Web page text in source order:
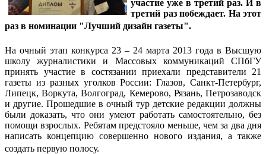
участие уже в третий раз. И в
третий раз побеждает. На этот
раз в номинации "Лучший дизайн газеты".
На очный этап конкурса 23 – 24 марта 2013 года в Высшую
школу журналистики и Массовых коммуникаций СПбГУ
принять участие в состязании приехали представители 21
газеты из разных уголков России: Глазов, Санкт-Петербург,
Липецк, Воркута, Волгоград, Кемерово, Рязань, Петрозаводск
и другие. Прошедшие в очный тур детские редакции должны
были доказать, что они умеют работать самостоятельно, без
помощи взрослых. Ребятам предстояло меньше, чем за два дня
написать концепцию совершенно нового издания, а также
создать первую полосу.